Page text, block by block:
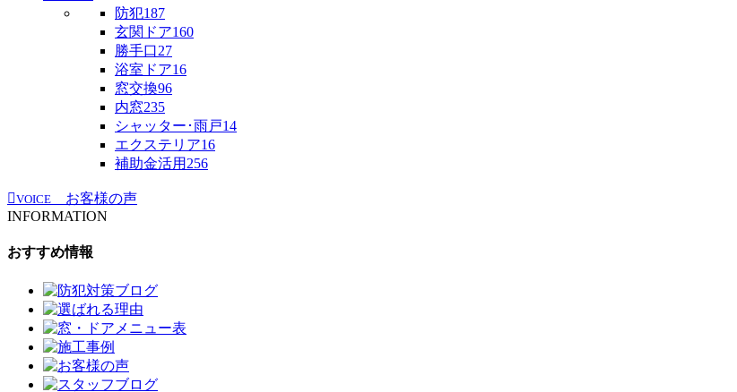
防犯187
玄関ドア160
勝手口27
浴室ドア16
窓交換96
内窓235
シャッター･雨戸14
エクステリア16
補助金活用 256
VOICE
お客様の声
INFORMATION
おすすめ情報